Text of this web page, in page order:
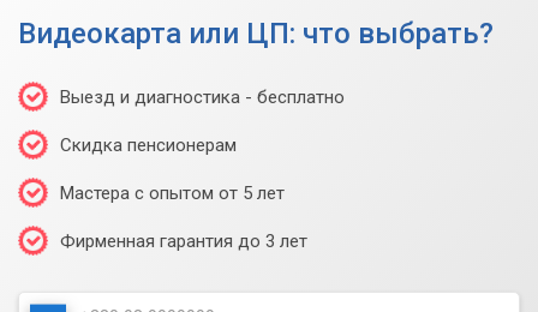
Видеокарта или ЦП: что выбрать?
Выезд и диагностика - бесплатно
Скидка пенсионерам
Мастера с опытом от 5 лет
Фирменная гарантия до 3 лет